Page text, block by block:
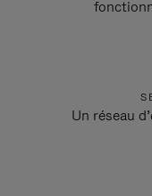
Un réseau